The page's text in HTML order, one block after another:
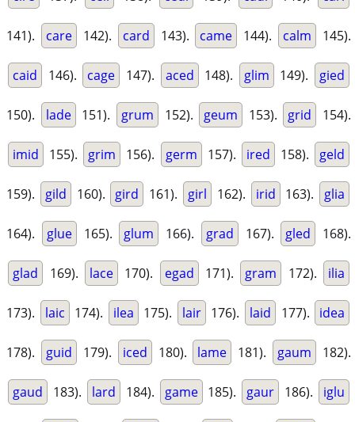
141). care 142). card 143). came 144). calm 145).
caid 146). cage 147). aced 148). glim 149). gied
150). lade 151). grum 152). geum 153). grid 154).
imid 155). grim 156). germ 157). ired 158). geld
159). gild 160). gird 161). girl 162). irid 163). glia
164). glue 165). glum 166). grad 167). gled 168).
glad 169). lace 170). egad 171). gram 172). ilia
173). laic 174). ilea 175). lair 176). laid 177). idea
178). guid 179). iced 180). lame 181). gaum 182).
gaud 183). lard 184). game 185). gaur 186). iglu